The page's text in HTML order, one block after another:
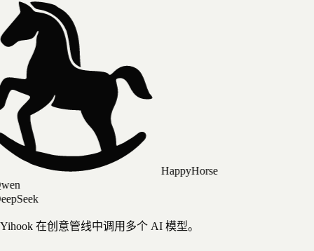
HappyHorse
Yihook 在创意管线中调用多个 AI 模型。